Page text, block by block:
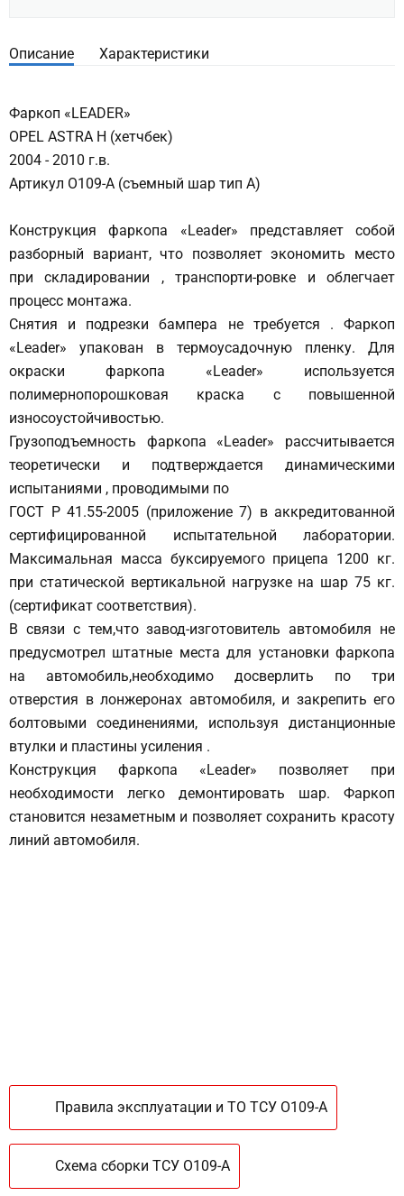
Описание Характеристики
Фаркоп «LEADER»
OPEL ASTRA H (хетчбек)
2004 - 2010 г.в.
Артикул O109-A (съемный шар тип А)
Конструкция фаркопа «Leader» представляет собой
разборный вариант, что позволяет экономить место
при складировании , транспорти-ровке и облегчает
процесс монтажа.
Снятия и подрезки бампера не требуется . Фаркоп
«Leader» упакован в термоусадочную пленку. Для
окраски фаркопа «Leader» используется
полимернопорошковая краска с повышенной
износоустойчивостью.
Грузоподъемность фаркопа «Leader» рассчитывается
теоретически и подтверждается динамическими
испытаниями , проводимыми по
ГОСТ Р 41.55-2005 (приложение 7) в аккредитованной
сертифицированной испытательной лаборатории.
Максимальная масса буксируемого прицепа 1200 кг.
при статической вертикальной нагрузке на шар 75 кг.
(сертификат соответствия).
В связи с тем,что завод-изготовитель автомобиля не
предусмотрел штатные места для установки фаркопа
на автомобиль,необходимо досверлить по три
отверстия в лонжеронах автомобиля, и закрепить его
болтовыми соединениями, используя дистанционные
втулки и пластины усиления .
Конструкция фаркопа «Leader» позволяет при
необходимости легко демонтировать шар. Фаркоп
становится незаметным и позволяет сохранить красоту
линий автомобиля.
Правила эксплуатации и ТО ТСУ O109-А
Схема сборки ТСУ O109-А